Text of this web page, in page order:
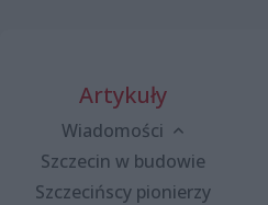
Artykuły
Wiadomości
Szczecin w budowie
Szczecińscy pionierzy